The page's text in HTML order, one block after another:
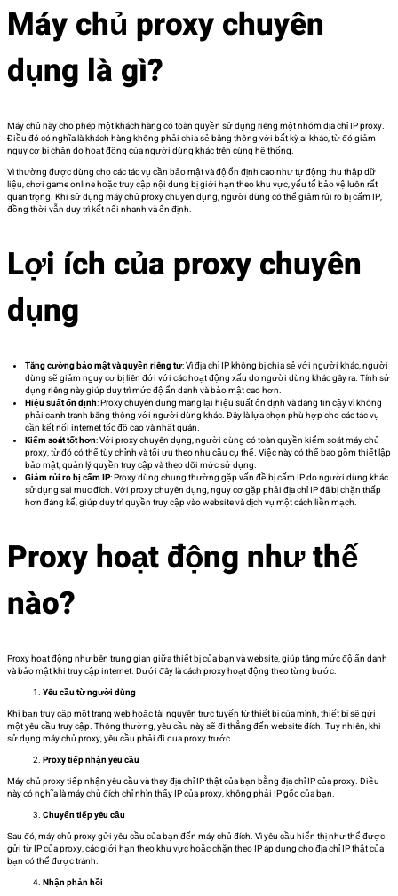
Máy chủ proxy chuyên
dụng là gì?
Máy chủ này cho phép một khách hàng có toàn quyền sử dụng riêng một nhóm địa chỉ IP proxy.
Điều đó có nghĩa là khách hàng không phải chia sẻ băng thông với bất kỳ ai khác, từ đó giảm
nguy cơ bị chặn do hoạt động của người dùng khác trên cùng hệ thống.
Vì thường được dùng cho các tác vụ cần bảo mật và độ ổn định cao như tự động thu thập dữ
liệu, chơi game online hoặc truy cập nội dung bị giới hạn theo khu vực, yếu tố bảo vệ luôn rất
quan trọng. Khi sử dụng máy chủ proxy chuyên dụng, người dùng có thể giảm rủi ro bị cấm IP,
đồng thời vẫn duy trì kết nối nhanh và ổn định.
Lợi ích của proxy chuyên
dụng
Tăng cường bảo mật và quyền riêng tư: Vì địa chỉ IP không bị chia sẻ với người khác, người
dùng sẽ giảm nguy cơ bị liên đới với các hoạt động xấu do người dùng khác gây ra. Tính sử
dụng riêng này giúp duy trì mức độ ẩn danh và bảo mật cao hơn.
Hiệu suất ổn định: Proxy chuyên dụng mang lại hiệu suất ổn định và đáng tin cậy vì không
phải cạnh tranh băng thông với người dùng khác. Đây là lựa chọn phù hợp cho các tác vụ
cần kết nối internet tốc độ cao và nhất quán.
Kiểm soát tốt hơn: Với proxy chuyên dụng, người dùng có toàn quyền kiểm soát máy chủ
proxy, từ đó có thể tùy chỉnh và tối ưu theo nhu cầu cụ thể. Việc này có thể bao gồm thiết lập
bảo mật, quản lý quyền truy cập và theo dõi mức sử dụng.
Giảm rủi ro bị cấm IP: Proxy dùng chung thường gặp vấn đề bị cấm IP do người dùng khác
sử dụng sai mục đích. Với proxy chuyên dụng, nguy cơ gặp phải địa chỉ IP đã bị chặn thấp
hơn đáng kể, giúp duy trì quyền truy cập vào website và dịch vụ một cách liền mạch.
Proxy hoạt động như thế
nào?
Proxy hoạt động như bên trung gian giữa thiết bị của bạn và website, giúp tăng mức độ ẩn danh
và bảo mật khi truy cập internet. Dưới đây là cách proxy hoạt động theo từng bước:
Yêu cầu từ người dùng
Khi bạn truy cập một trang web hoặc tài nguyên trực tuyến từ thiết bị của mình, thiết bị sẽ gửi
một yêu cầu truy cập. Thông thường, yêu cầu này sẽ đi thẳng đến website đích. Tuy nhiên, khi
sử dụng máy chủ proxy, yêu cầu phải đi qua proxy trước.
Proxy tiếp nhận yêu cầu
Máy chủ proxy tiếp nhận yêu cầu và thay địa chỉ IP thật của bạn bằng địa chỉ IP của proxy. Điều
này có nghĩa là máy chủ đích chỉ nhìn thấy IP của proxy, không phải IP gốc của bạn.
Chuyển tiếp yêu cầu
Sau đó, máy chủ proxy gửi yêu cầu của bạn đến máy chủ đích. Vì yêu cầu hiển thị như thể được
gửi từ IP của proxy, các giới hạn theo khu vực hoặc chặn theo IP áp dụng cho địa chỉ IP thật của
bạn có thể được tránh.
Nhận phản hồi